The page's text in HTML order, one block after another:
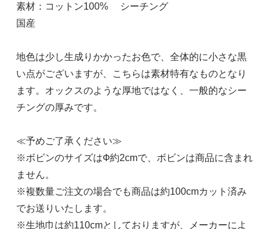
素材：コットン100% シーチング
国産
地色は少し生成りかかったお色で、全体的に小さな黒
い点がございますが、こちらは素材特有なものとなり
ます。オックスのような厚地ではなく、一般的なシー
チングの厚みです。
≪予めご了承ください≫
※ボビンのサイズはФ約2cmで、ボビンは商品に含まれ
ません。
※複数量ご注文の場合でも商品は約100cmカット済み
でお送りいたします。
※生地巾は約110cmとしておりますが、メーカーによ